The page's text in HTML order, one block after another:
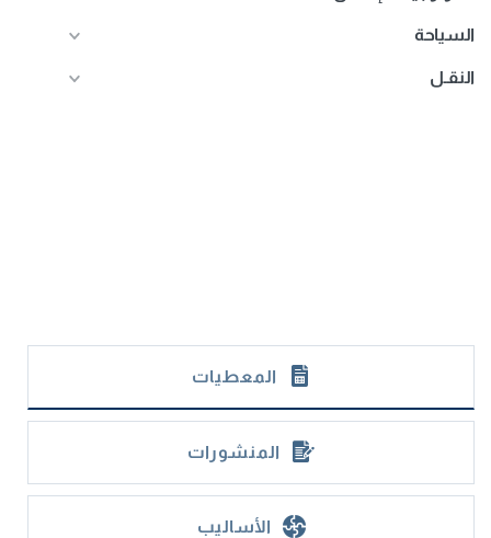
السياحة
النقـل
المعطيات
المنشورات
الأساليب